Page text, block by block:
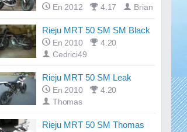
En 2012 4.17 Brian
Rieju MRT 50 SM SM Black
En 2010
4.20
Cedrici49
Rieju MRT 50 SM Leak
En 2010
4.20
Thomas
Rieju MRT 50 SM Thomas